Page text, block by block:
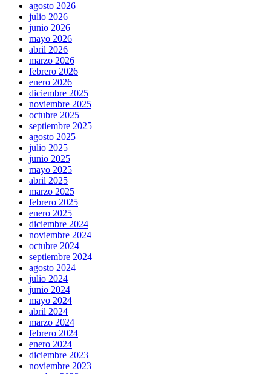
agosto 2026
julio 2026
junio 2026
mayo 2026
abril 2026
marzo 2026
febrero 2026
enero 2026
diciembre 2025
noviembre 2025
octubre 2025
septiembre 2025
agosto 2025
julio 2025
junio 2025
mayo 2025
abril 2025
marzo 2025
febrero 2025
enero 2025
diciembre 2024
noviembre 2024
octubre 2024
septiembre 2024
agosto 2024
julio 2024
junio 2024
mayo 2024
abril 2024
marzo 2024
febrero 2024
enero 2024
diciembre 2023
noviembre 2023